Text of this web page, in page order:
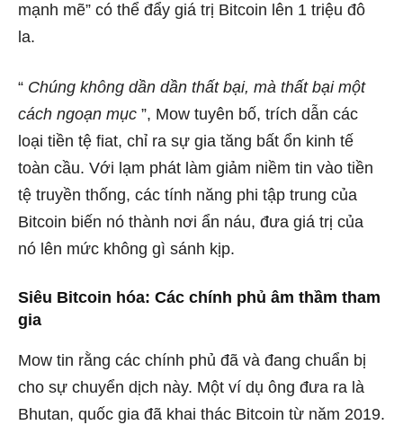
mạnh mẽ” có thể đẩy giá trị Bitcoin lên 1 triệu đô
la.
“ Chúng không dần dần thất bại, mà thất bại một
cách ngoạn mục ”, Mow tuyên bố, trích dẫn các
loại tiền tệ fiat, chỉ ra sự gia tăng bất ổn kinh tế
toàn cầu. Với lạm phát làm giảm niềm tin vào tiền
tệ truyền thống, các tính năng phi tập trung của
Bitcoin biến nó thành nơi ẩn náu, đưa giá trị của
nó lên mức không gì sánh kịp.
Siêu Bitcoin hóa: Các chính phủ âm thầm tham
gia
Mow tin rằng các chính phủ đã và đang chuẩn bị
cho sự chuyển dịch này. Một ví dụ ông đưa ra là
Bhutan, quốc gia đã khai thác Bitcoin từ năm 2019.